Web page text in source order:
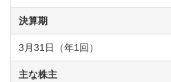
決算期
3月31日（年1回）
主な株主